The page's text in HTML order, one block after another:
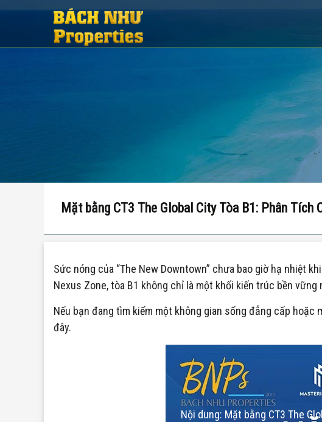
Nội dung: Mặt bằng CT3 The
Mặt bằng CT3 The Global City Tòa B1: Phân
Sức nóng của “The New Downtown” chưa bao giờ hạ nhiệt
Nexus Zone, tòa B1 không chỉ là một khối kiến trúc bền
Nếu bạn đang tìm kiếm một không gian sống đẳng cấp
đây.